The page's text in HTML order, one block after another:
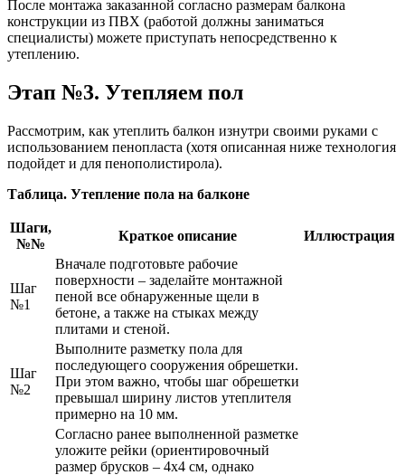
После монтажа заказанной согласно размерам балкона
конструкции из ПВХ (работой должны заниматься
специалисты) можете приступать непосредственно к
утеплению.
Этап №3. Утепляем пол
Рассмотрим, как утеплить балкон изнутри своими руками с
использованием пенопласта (хотя описанная ниже технология
подойдет и для пенополистирола).
Таблица. Утепление пола на балконе
Шаги,
№№
Краткое описание Иллюстрация
Шаг
№1
Вначале подготовьте рабочие
поверхности – заделайте монтажной
пеной все обнаруженные щели в
бетоне, а также на стыках между
плитами и стеной.
Шаг
№2
Выполните разметку пола для
последующего сооружения обрешетки.
При этом важно, чтобы шаг обрешетки
превышал ширину листов утеплителя
примерно на 10 мм.
Согласно ранее выполненной разметке
уложите рейки (ориентировочный
размер брусков – 4х4 см, однако